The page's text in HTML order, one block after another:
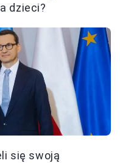
dzieci?
się swoją